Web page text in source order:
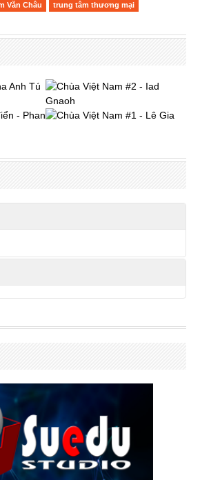
Văn Châu trung tâm thương mại